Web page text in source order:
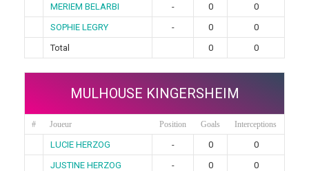
MERIEM BELARBI
- 0
0
SOPHIE LEGRY
- 0
0
Total
0 0
MULHOUSE KINGERSHEIM
# Joueur Position Goals Interceptions
LUCIE HERZOG - 0
0
JUSTINE HERZOG
- 0
0